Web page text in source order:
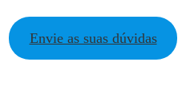
Envie as suas dúvidas